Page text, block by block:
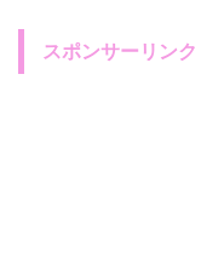
スポンサーリンク